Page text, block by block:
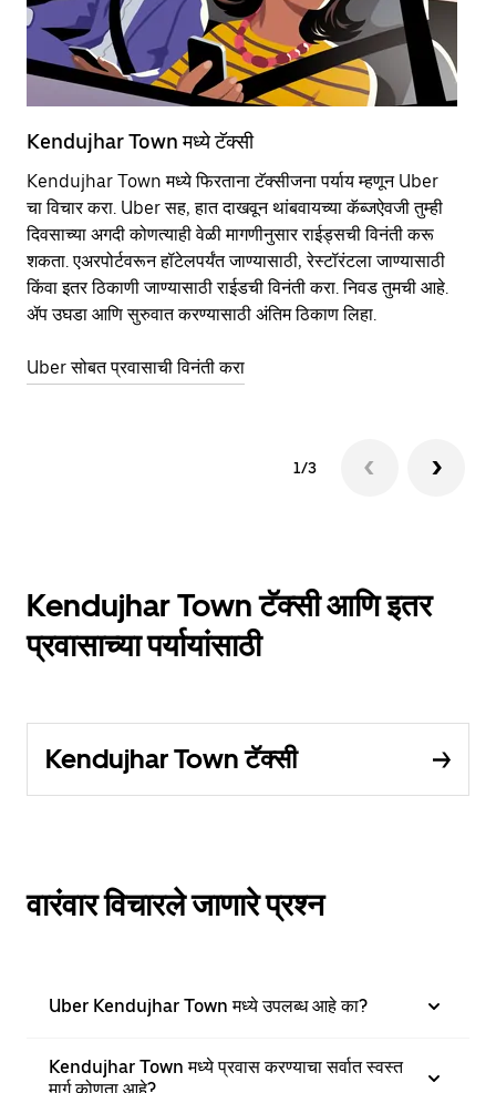
Kendujhar Town मध्ये टॅक्सी
Kendujhar Town मध्ये फिरताना टॅक्सीजना पर्याय म्हणून Uber
चा विचार करा. Uber सह, हात दाखवून थांबवायच्या कॅब्जऐवजी तुम्ही
दिवसाच्या अगदी कोणत्याही वेळी मागणीनुसार राईड्सची विनंती करू
शकता. एअरपोर्टवरून हॉटेलपर्यंत जाण्यासाठी, रेस्टॉरंटला जाण्यासाठी
किंवा इतर‍ ठिकाणी जाण्यासाठी राईडची विनंती करा. निवड तुमची आहे.
ॲप उघडा आणि सुरुवात करण्यासाठी अंतिम ठिकाण लिहा.
Uber सोबत प्रवासाची विनंती करा
1/3
Kendujhar Town टॅक्सी आणि इतर
प्रवासाच्या पर्यायांसाठी
Kendujhar Town टॅक्सी
वारंवार विचारले जाणारे प्रश्न
Uber Kendujhar Town मध्ये उपलब्ध आहे का?
Kendujhar Town मध्ये प्रवास करण्याचा सर्वात स्वस्त